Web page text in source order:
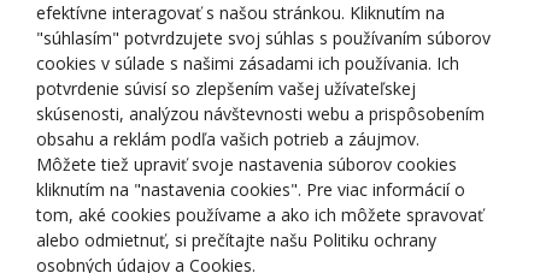
O NÁS
NAKUPOVANIE
ZÁKAZNÍCKA ZÓNA
efektívne interagovať s našou stránkou. Kliknutím na
"súhlasím" potvrdzujete svoj súhlas s používaním súborov
cookies v súlade s našimi zásadami ich používania. Ich
potvrdenie súvisí so zlepšením vašej užívateľskej
skúsenosti, analýzou návštevnosti webu a prispôsobením
obsahu a reklám podľa vašich potrieb a záujmov.
Môžete tiež upraviť svoje nastavenia súborov cookies
kliknutím na "nastavenia cookies". Pre viac informácií o
tom, aké cookies používame a ako ich môžete spravovať
alebo odmietnuť, si prečítajte našu Politiku ochrany
osobných údajov a Cookies.